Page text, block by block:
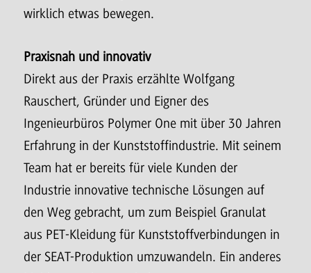
wirklich etwas bewegen.
Praxisnah und innovativ
Direkt aus der Praxis erzählte Wolfgang
Rauschert, Gründer und Eigner des
Ingenieurbüros Polymer One mit über 30 Jahren
Erfahrung in der Kunststoffindustrie. Mit seinem
Team hat er bereits für viele Kunden der
Industrie innovative technische Lösungen auf
den Weg gebracht, um zum Beispiel Granulat
aus PET-Kleidung für Kunststoffverbindungen in
der SEAT-Produktion umzuwandeln. Ein anderes